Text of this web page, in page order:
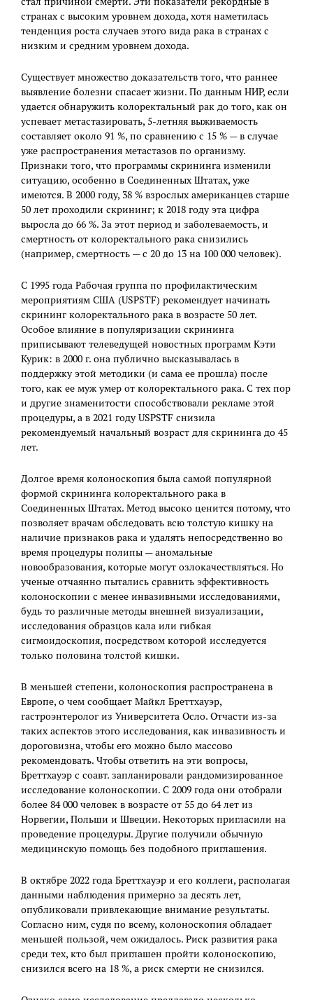
странах с высоким уровнем дохода, хотя наметилась
тенденция роста случаев этого вида рака в странах с
низким и средним уровнем дохода.
Существует множество доказательств того, что раннее
выявление болезни спасает жизни. По данным НИР, если
удается обнаружить колоректальный рак до того, как он
успевает метастазировать, 5-летняя выживаемость
составляет около 91 %, по сравнению с 15 % — в случае
уже распространения метастазов по организму.
Признаки того, что программы скрининга изменили
ситуацию, особенно в Соединенных Штатах, уже
имеются. В 2000 году, 38 % взрослых американцев старше
50 лет проходили скрининг; к 2018 году эта цифра
выросла до 66 %. За этот период и заболеваемость, и
смертность от колоректального рака снизились
(например, смертность — с 20 до 13 на 100 000 человек).
С 1995 года Рабочая группа по профилактическим
мероприятиям США (USPSTF) рекомендует начинать
скрининг колоректального рака в возрасте 50 лет.
Особое влияние в популяризации скрининга
приписывают телеведущей новостных программ Кэти
Курик: в 2000 г. она публично высказывалась в
поддержку этой методики (и сама ее прошла) после
того, как ее муж умер от колоректального рака. С тех пор
и другие знаменитости способствовали рекламе этой
процедуры, а в 2021 году USPSTF снизила
рекомендуемый начальный возраст для скрининга до 45
лет.
Долгое время колоноскопия была самой популярной
формой скрининга колоректального рака в
Соединенных Штатах. Метод высоко ценится потому, что
позволяет врачам обследовать всю толстую кишку на
наличие признаков рака и удалять непосредственно во
время процедуры полипы — аномальные
новообразования, которые могут озлокачествляться. Но
ученые отчаянно пытались сравнить эффективность
колоноскопии с менее инвазивными исследованиями,
будь то различные методы внешней визуализации,
исследования образцов кала или гибкая
сигмоидоскопия, посредством которой исследуется
только половина толстой кишки.
В меньшей степени, колоноскопия распространена в
Европе, о чем сообщает Майкл Бреттхауэр,
гастроэнтеролог из Университета Осло. Отчасти из-за
таких аспектов этого исследования, как инвазивность и
дороговизна, чтобы его можно было массово
рекомендовать. Чтобы ответить на эти вопросы,
Бреттхауэр с соавт. запланировали рандомизированное
исследование колоноскопии. С 2009 года они отобрали
более 84 000 человек в возрасте от 55 до 64 лет из
Норвегии, Польши и Швеции. Некоторых пригласили на
проведение процедуры. Другие получили обычную
медицинскую помощь без подобного приглашения.
В октябре 2022 года Бреттхауэр и его коллеги, располагая
данными наблюдения примерно за десять лет,
опубликовали привлекающие внимание результаты.
Согласно ним, судя по всему, колоноскопия обладает
меньшей пользой, чем ожидалось. Риск развития рака
среди тех, кто был приглашен пройти колоноскопию,
снизился всего на 18 %, а риск смерти не снизился.